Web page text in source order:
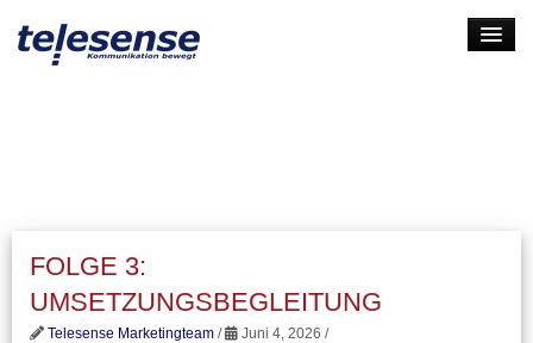
KONTAKT
LOGIN
FOLGE 3:
UMSETZUNGSBEGLEITUNG
Telesense Marketingteam /
Juni 4, 2026 /